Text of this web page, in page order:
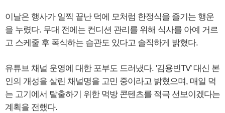
이날은 행사가 일찍 끝난 덕에 모처럼 한정식을 즐기는 행운
을 누렸다. 무대 전에는 컨디션 관리를 위해 식사를 아예 거르
고 스케줄 후 폭식하는 습관도 있다고 솔직하게 밝혔다.
유튜브 채널 운영에 대한 포부도 드러냈다. '김용빈TV' 대신 본
인의 개성을 살린 채널명을 고민 중이라고 밝혔으며, 매일 먹
는 고기에서 탈출하기 위한 먹방 콘텐츠를 적극 선보이겠다는
계획을 전했다.